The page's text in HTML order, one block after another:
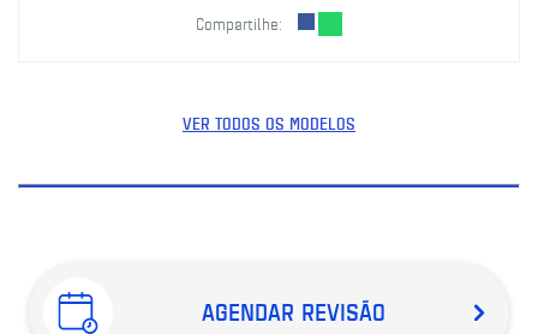
Compartilhe:
VER TODOS OS MODELOS
AGENDAR REVISÃO